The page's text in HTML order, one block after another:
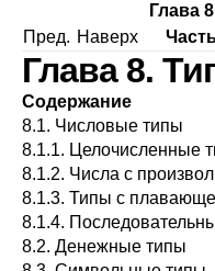
Глава
Пред. Наверх
Глава 8.
Содержание
8.1. Числовые типы
8.1.1. Целочисленные
8.1.2. Числа с
8.1.3. Типы с
8.1.4.
8.2. Денежные типы